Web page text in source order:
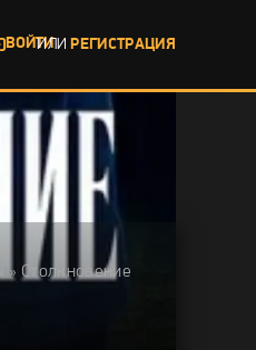
ВОЙТИ
ИЛИ РЕГИСТРАЦИЯ
» Столкновение